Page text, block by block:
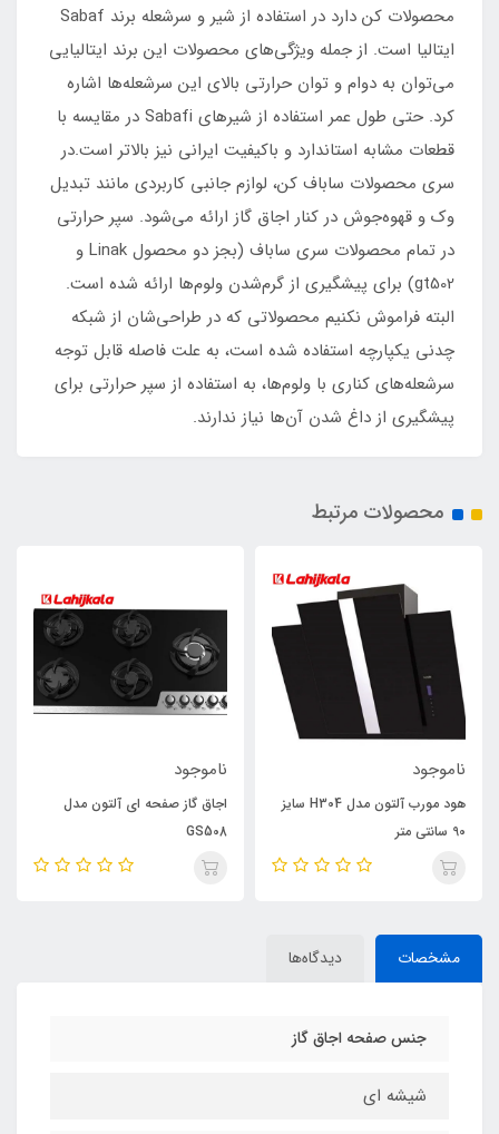
محصولات کن دارد در استفاده از شیر و سرشعله برند Sabaf
ایتالیا است. از جمله ویژگی‌های محصولات این برند ایتالیایی
می‌توان به دوام و توان حرارتی بالای این سرشعله‌ها اشاره
کرد. حتی طول عمر استفاده از شیرهای Sabafi در مقایسه با
قطعات مشابه استاندارد و باکیفیت ایرانی نیز بالاتر است.در
سری محصولات ساباف کن، لوازم جانبی کاربردی مانند تبدیل
وک و قهوه‌جوش در کنار اجاق گاز ارائه می‌شود. سپر حرارتی
در تمام محصولات سری ساباف (بجز دو محصول Linak و
gt502) برای پیشگیری از گرم‌شدن ولوم‌ها ارائه شده است.
البته فراموش نکنیم محصولاتی که در طراحی‌شان از شبکه
چدنی یکپارچه استفاده شده است، به علت فاصله قابل توجه
سرشعله‌های کناری با ولوم‌ها، به استفاده از سپر حرارتی برای
پیشگیری از داغ شدن آن‌ها نیاز ندارند.
محصولات مرتبط
ناموجود
هود مورب آلتون مدل H304 سایز
90 سانتی متر
ناموجود
اجاق گاز صفحه ای آلتون مدل
GS508
مشخصات دیدگاه‌ها
جنس صفحه اجاق گاز
شيشه ای